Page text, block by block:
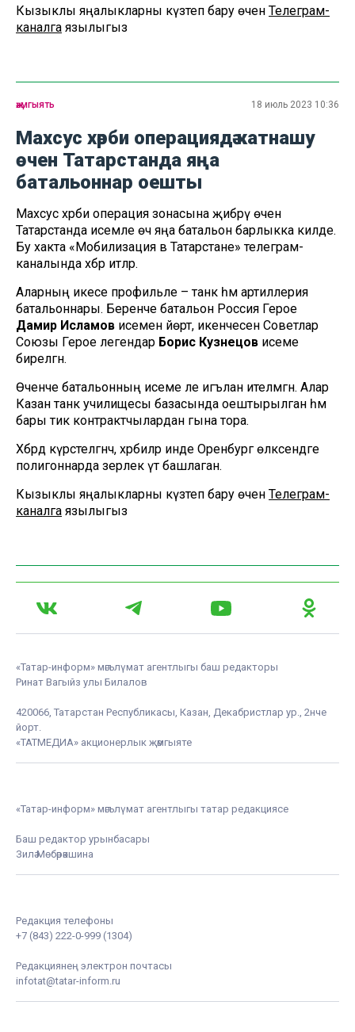
Кызыклы яңалыкларны күзәтеп бару өчен Телеграм-
каналга язылыгыз
җәмгыять 18 июль 2023 10:36
Махсус хәрби операциядә катнашу
өчен Татарстанда яңа
батальоннар оешты
Махсус хәрби операция зонасына җибәрү өчен
Татарстанда исемле өч яңа батальон барлыкка килде.
Бу хакта «Мобилизация в Татарстане» телеграм-
каналында хәбәр итәләр.
Аларның икесе профильле – танк һәм артиллерия
батальоннары. Беренче батальон Россия Герое
Дамир Исламов исемен йөртә, икенчесенә Советлар
Союзы Герое легендар Борис Кузнецов исеме
бирелгән.
Өченче батальонның исеме әле игълан ителмәгән. Алар
Казан танк училищесы базасында оештырылган һәм
бары тик контрактчылардан гына тора.
Хәбәрдә күрсәтелгәнчә, хәрбиләр инде Оренбург өлкәсендәге
полигоннарда әзерлек үтә башлаган.
Кызыклы яңалыкларны күзәтеп бару өчен Телеграм-
каналга язылыгыз
«Татар-информ» мәгълүмат агентлыгы баш редакторы
Ринат Вагыйз улы Билалов
420066, Татарстан Республикасы, Казан, Декабристлар ур., 2нче
йорт.
«ТАТМЕДИА» акционерлык җәмгыяте
«Татар-информ» мәгълүмат агентлыгы татар редакциясе
Баш редактор урынбасары
Зилә Мөбәрәкшина
Редакция телефоны
+7 (843) 222-0-999 (1304)
Редакциянең электрон почтасы
infotat@tatar-inform.ru